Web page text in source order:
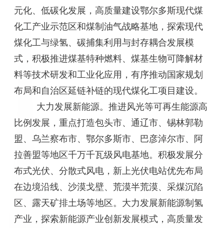
元化、低碳化发展，高质量建设鄂尔多斯现代煤
化工产业示范区和煤制油气战略基地，探索现代
煤化工与绿氢、碳捕集利用与封存耦合发展模
式，积极推进煤基特种燃料、煤基生物可降解材
料等技术研发和工业化应用，有序推动国家规划
布局和自治区延链补链的现代煤化工项目建设。
大力发展新能源。推进风光等可再生能源高
比例发展，重点打造包头市、通辽市、锡林郭勒
盟、乌兰察布市、鄂尔多斯市、巴彦淖尔市、阿
拉善盟等地区千万千瓦级风电基地。积极发展分
布式光伏、分散式风电，新上光伏电站优先布局
在边境沿线、沙漠戈壁、荒漠半荒漠、采煤沉陷
区、露天矿排土场等地区。大力发展新能源制氢
产业，探索新能源产业创新发展模式，高质量发